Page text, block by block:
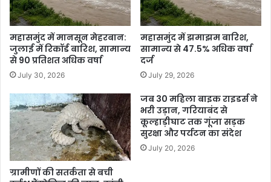
महासमुंद में मानसून मेहरबान:
जुलाई में रिकॉर्ड बारिश, सामान्य
से 90 प्रतिशत अधिक वर्षा
July 30, 2026
महासमुंद में झमाझम बारिश,
सामान्य से 47.5% अधिक वर्षा
दर्ज
July 29, 2026
ग्रामीणों की सतर्कता से बची
जब 30 महिला बाइक राइडर्स ने
भरी उड़ान, गरियाबंद से
कूल्हाड़ीघाट तक गूंजा सड़क
सुरक्षा और पर्यटन का संदेश
July 20, 2026